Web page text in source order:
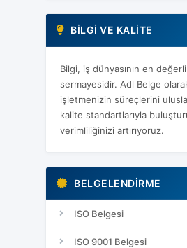
BILGI VE KALITE
Bilgi, iş dünyasının en değerli
sermayesidir. Adl Belge
işletmenizin süreçlerini
kalite standartlarıyla
verimliliğinizi artırıyoruz.
BELGELENDIRME
ISO Belgesi
ISO 9001 Belgesi